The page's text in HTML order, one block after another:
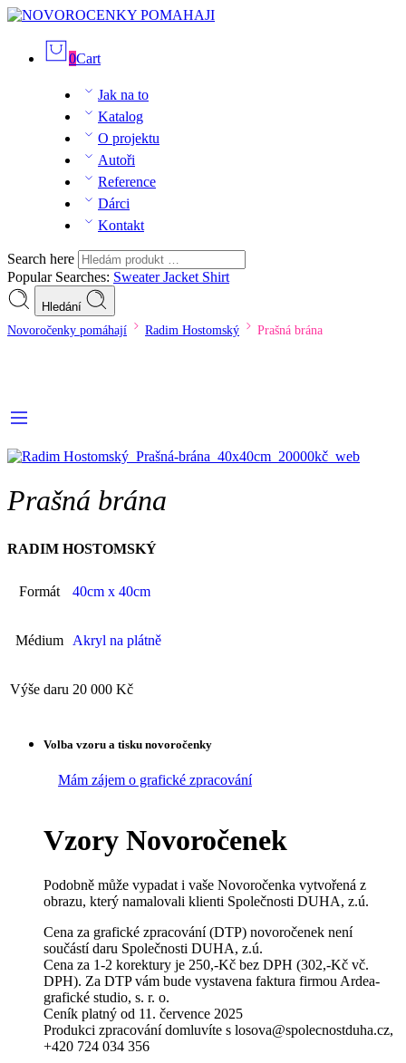
0Cart
Jak na to
Katalog
O projektu
Autoři
Reference
Dárci
Kontakt
Search here
Popular Searches: SweaterJacket Shirt
Hledání
Novoročenky pomáhají Radim Hostomský Prašná brána
Prašná brána
RADIM HOSTOMSKÝ
Formát 40cm x 40cm
Médium Akryl na plátně
Výše daru 20 000 Kč
Volba vzoru a tisku novoročenky
Mám zájem o grafické zpracování
Vzory Novoročenek
Podobně může vypadat i vaše Novoročenka vytvořená z
obrazu, který namalovali klienti Společnosti DUHA, z.ú.
Cena za grafické zpracování (DTP) novoročenek není
součástí daru Společnosti DUHA, z.ú.
Cena za 1-2 korektury je 250,-Kč bez DPH (302,-Kč vč.
DPH). Za DTP vám bude vystavena faktura firmou Ardea-
grafické studio, s. r. o.
Ceník platný od 11. července 2025
Produkci zpracování domluvíte s losova@spolecnostduha.cz,
+420 724 034 356